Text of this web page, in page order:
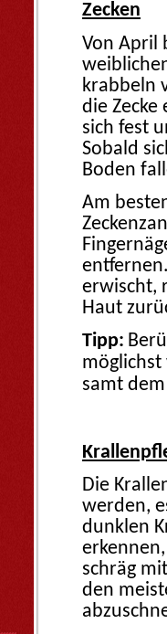
Zecken
Von April
krabbeln
die Zecke
sich fest
Sobald
Boden
Am
erwischt,
Haut
Tipp:
samt
Die
werden,
dunklen
schräg
den